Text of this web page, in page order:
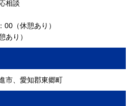
相談
（休憩あり）
あり）
市、愛知郡東郷町